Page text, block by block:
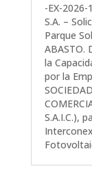
-EX-2026-
S.A. –
Parque
ABASTO.
la
por la
S.A.I.C.),